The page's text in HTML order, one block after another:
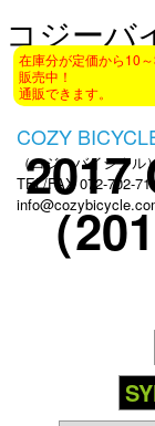
コジーバ
2017
（
在庫分が定価から10
販売中！
通販できます。
COZY
（コジーバイシクル
TEL/FAX 072-702-